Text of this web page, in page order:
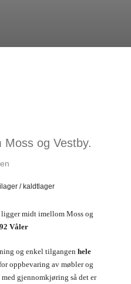
Moss og Vestby.
/ kaldtlager
midt imellom Moss og
Våler
og enkel tilgangen hele
oppbevaring av møbler og
gjennomkjøring så det er